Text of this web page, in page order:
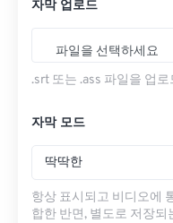
자막 업로드
파일을 선택하세요
.srt 또는 .ass 파일을 업
자막 모드
딱딱한
항상 표시되고 비디오에
합한 반면, 별도로 저장